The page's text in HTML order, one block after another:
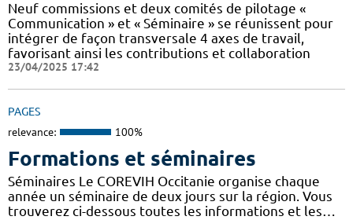
Neuf commissions et deux comités de pilotage «
Communication » et « Séminaire » se réunissent pour
intégrer de façon transversale 4 axes de travail,
favorisant ainsi les contributions et collaboration
23/04/2025 17:42
PAGES
relevance: 100%
Formations et séminaires
Séminaires Le COREVIH Occitanie organise chaque
année un séminaire de deux jours sur la région. Vous
trouverez ci-dessous toutes les informations et les…